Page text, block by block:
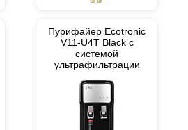
Пурифайер Ecotronic
V11-U4T Black с
системой
ультрафильтрации